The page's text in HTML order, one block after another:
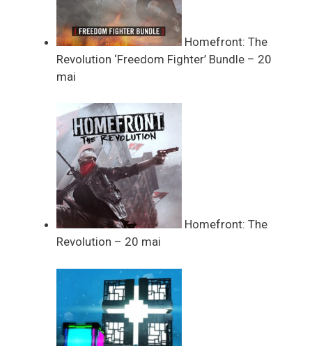
Homefront: The
Revolution ‘Freedom Fighter’ Bundle – 20
mai
Homefront: The
Revolution – 20 mai